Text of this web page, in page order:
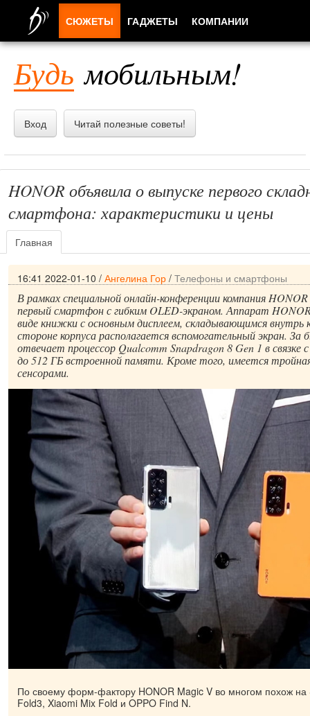
Будь мобильным!
Вход Читай полезные советы!
HONOR объявила о выпуске первого
смартфона: характеристики и цены
Главная
16:41 2022-01-10 / Ангелина Гор / Телефоны и смартфоны
В рамках специальной онлайн-конференции компания
первый смартфон с гибким OLED-экраном. Аппарат
виде книжки с основным дисплеем, складывающимся внутрь
стороне корпуса располагается вспомогательный экран. За
отвечает процессор Qualcomm Snapdragon 8 Gen 1 в связке
до 512 ГБ встроенной памяти. Кроме того, имеется
сенсорами.
По своему форм-фактору HONOR Magic V во многом похож на
Fold3, Xiaomi Mix Fold и OPPO Find N.
СЮЖЕТЫ ГАДЖЕТЫ КОМПАНИИ
ПРИЛОЖЕНИЯ